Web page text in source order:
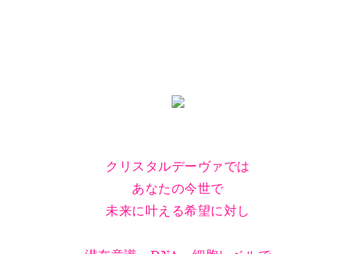
クリスタルデーヴァでは
あなたの今世で
未来に叶える希望に対し